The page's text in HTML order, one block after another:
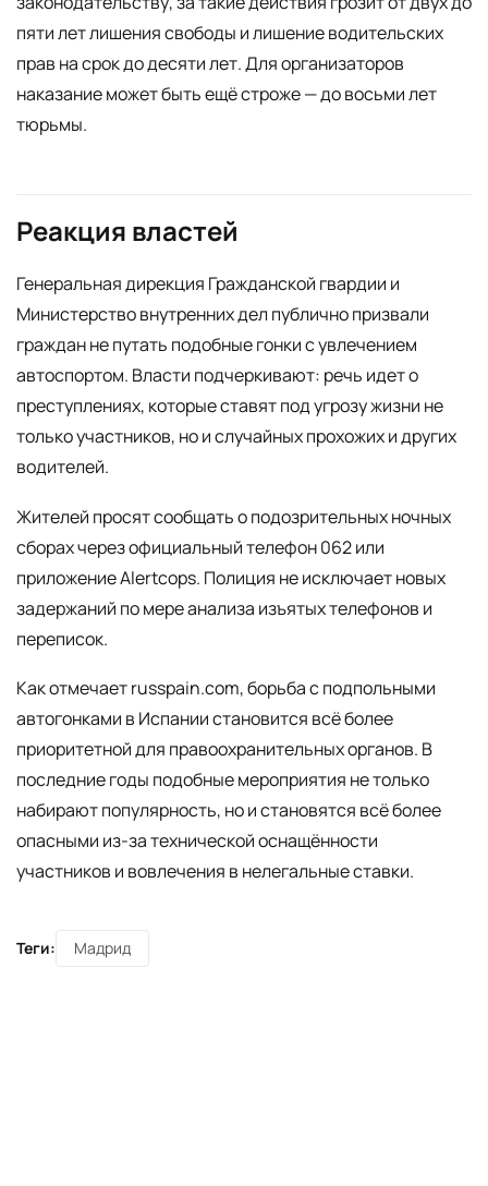
пяти лет лишения свободы и лишение водительских
прав на срок до десяти лет. Для организаторов
наказание может быть ещё строже — до восьми лет
тюрьмы.
Реакция властей
Генеральная дирекция Гражданской гвардии и
Министерство внутренних дел публично призвали
граждан не путать подобные гонки с увлечением
автоспортом. Власти подчеркивают: речь идет о
преступлениях, которые ставят под угрозу жизни не
только участников, но и случайных прохожих и других
водителей.
Жителей просят сообщать о подозрительных ночных
сборах через официальный телефон 062 или
приложение Alertcops. Полиция не исключает новых
задержаний по мере анализа изъятых телефонов и
переписок.
Как отмечает russpain.com, борьба с подпольными
автогонками в Испании становится всё более
приоритетной для правоохранительных органов. В
последние годы подобные мероприятия не только
набирают популярность, но и становятся всё более
опасными из-за технической оснащённости
участников и вовлечения в нелегальные ставки.
Теги: Мадрид